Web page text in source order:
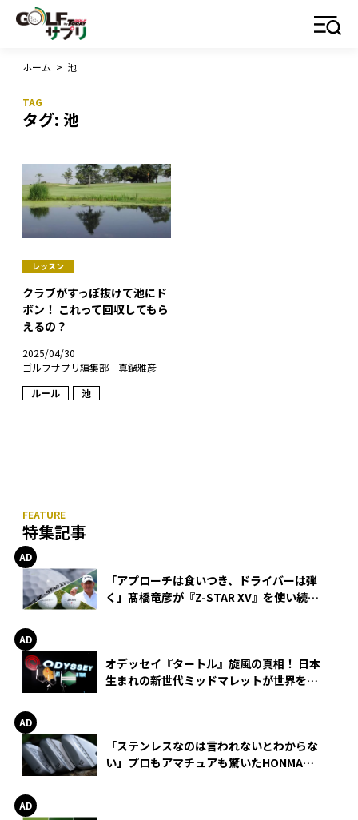
ホーム > 池
タグ: 池
レッスン
クラブがすっぽ抜けて池にド
ボン！ これって回収してもら
えるの？
2025/04/30
ゴルフサプリ編集部 真鍋雅彦
ルール
池
特集記事
「アプローチは食いつき、ドライバーは弾
く」髙橋竜彦が『Z-STAR XV』を使い続け
オデッセイ『タートル』旋風の真相！ 日本
生まれの新世代ミッドマレットが世界を席
「ステンレスなのは言われないとわからな
い」プロもアマチュアも驚いたHONMA